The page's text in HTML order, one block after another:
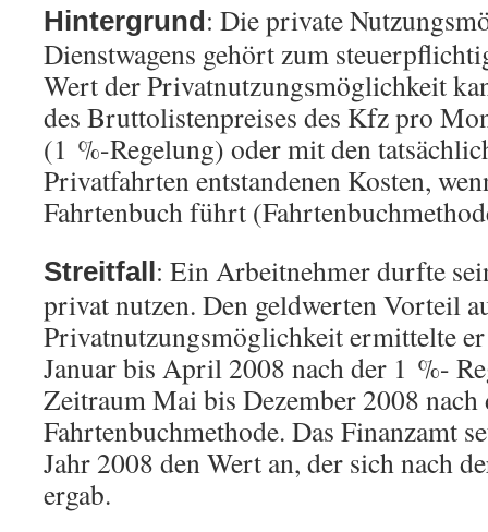
Hintergrund : Die private
Dienstwagens gehört zum
Wert der Privatnutzungsmöglichkeit
des Bruttolistenpreises des Kfz pro
(1 %-Regelung) oder mit den
Privatfahrten entstandenen Kosten,
Fahrtenbuch führt
Streitfall : Ein Arbeitnehmer durfte
privat nutzen. Den geldwerten Vorteil
Privatnutzungsmöglichkeit ermittelte
Januar bis April 2008 nach der 1 %-
Zeitraum Mai bis Dezember 2008 nach
Fahrtenbuchmethode. Das Finanzamt
Jahr 2008 den Wert an, der sich nach
ergab.